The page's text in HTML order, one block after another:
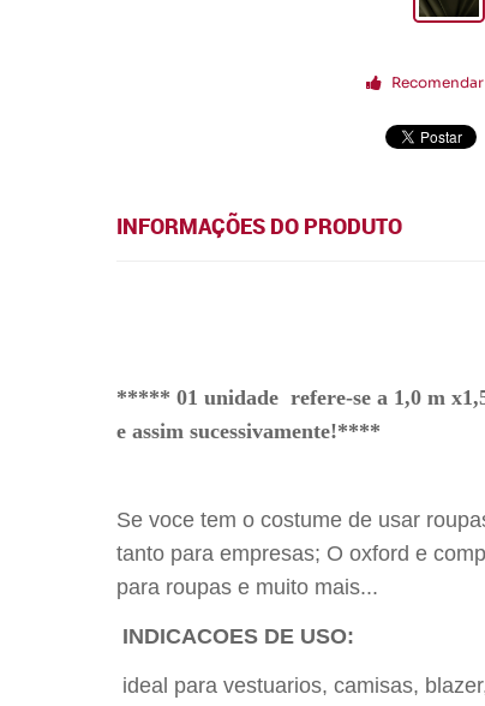
INFORMAÇÕES DO PRODUTO
***** 01 unidade refere-se a 1,0 m
e assim sucessivamente!****
Se voce tem o costume de usar
tanto para empresas; O oxford e
para roupas e muito mais...
INDICACOES DE USO:
ideal para vestuarios, camisas,